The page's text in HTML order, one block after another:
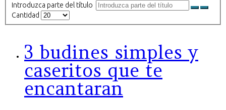
Introduzca parte del título
Cantidad
3 budines simples y
caseritos que te
encantaran